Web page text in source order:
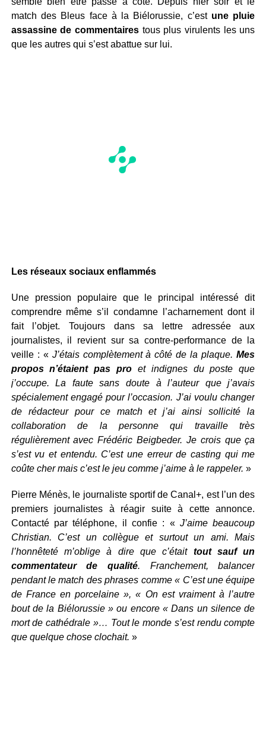
match des Bleus face à la Biélorussie, c’est une pluie
assassine de commentaires tous plus virulents les uns
que les autres qui s’est abattue sur lui.
Les réseaux sociaux enflammés
Une pression populaire que le principal intéressé dit
comprendre même s’il condamne l’acharnement dont il
fait l’objet. Toujours dans sa lettre adressée aux
journalistes, il revient sur sa contre-performance de la
veille : « J’étais complètement à côté de la plaque.Mes
propos n’étaient pas pro et indignes du poste que
j’occupe. La faute sans doute à l’auteur que j’avais
spécialement engagé pour l’occasion. J’ai voulu changer
de rédacteur pour ce match et j’ai ainsi sollicité la
collaboration de la personne qui travaille très
régulièrement avec Frédéric Beigbeder. Je crois que ça
s’est vu et entendu. C’est une erreur de casting qui me
coûte cher mais c’est le jeu comme j’aime à le rappeler. »
Pierre Ménès, le journaliste sportif de Canal+, est l’un des
premiers journalistes à réagir suite à cette annonce.
Contacté par téléphone, il confie : « J’aime beaucoup
Christian. C’est un collègue et surtout un ami. Mais
l’honnêteté m’oblige à dire que c’était tout sauf un
commentateur de qualité. Franchement, balancer
pendant le match des phrases comme « C’est une équipe
de France en porcelaine », « On est vraiment à l’autre
bout de la Biélorussie » ou encore « Dans un silence de
mort de cathédrale »… Tout le monde s’est rendu compte
que quelque chose clochait. »